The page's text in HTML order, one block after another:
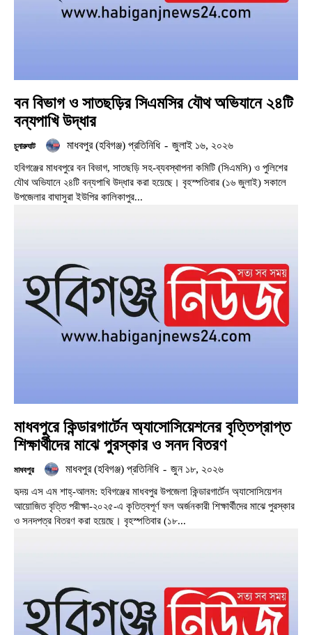
বন বিভাগ ও সাতছড়ির সিএমসির যৌথ অভিযানে ২৪টি
বন্যপাখি উদ্ধার
চুনারুঘাট মাধবপুর (হবিগঞ্জ) প্রতিনিধি - জুলাই ১৬, ২০২৬
হবিগঞ্জের মাধবপুরে বন বিভাগ, সাতছড়ি সহ-ব্যবস্থাপনা কমিটি (সিএমসি) ও পুলিশের
যৌথ অভিযানে ২৪টি বন্যপাখি উদ্ধার করা হয়েছে। বৃহস্পতিবার (১৬ জুলাই) সকালে
উপজেলার বাঘাসুরা ইউপির কালিকাপুর...
মাধবপুরে কিন্ডারগার্টেন অ্যাসোসিয়েশনের বৃত্তিপ্রাপ্ত
শিক্ষার্থীদের মাঝে পুরস্কার ও সনদ বিতরণ
মাধবপুর মাধবপুর (হবিগঞ্জ) প্রতিনিধি - জুন ১৮, ২০২৬
হৃদয় এস এম শাহ্-আলম: হবিগঞ্জের মাধবপুর উপজেলা কিন্ডারগার্টেন অ্যাসোসিয়েশন
আয়োজিত বৃত্তি পরীক্ষা-২০২৫-এ কৃতিত্বপূর্ণ ফল অর্জনকারী শিক্ষার্থীদের মাঝে পুরস্কার
ও সনদপত্র বিতরণ করা হয়েছে। বৃহস্পতিবার (১৮...